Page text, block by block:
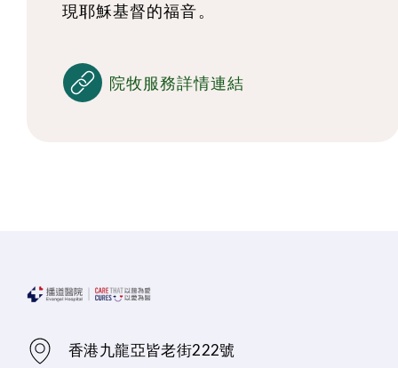
現耶穌基督的福音。
院牧服務詳情連結
香港九龍亞皆老街222號